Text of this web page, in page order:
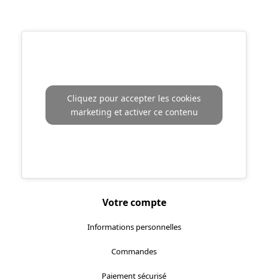
Cliquez pour accepter les cookies
marketing et activer ce contenu
Votre compte
Informations personnelles
Commandes
Paiement sécurisé